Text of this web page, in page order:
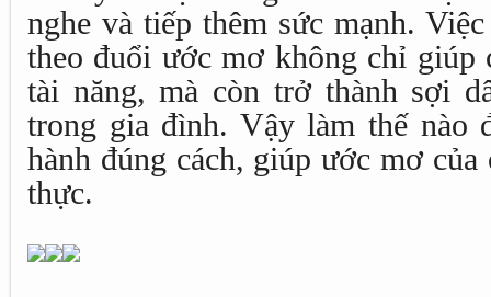
nghe và tiếp thêm sức mạnh.
theo đuổi ước mơ không chỉ giúp
tài năng, mà còn trở thành sợi
trong gia đình. Vậy làm thế nào
hành đúng cách, giúp ước mơ
thực.